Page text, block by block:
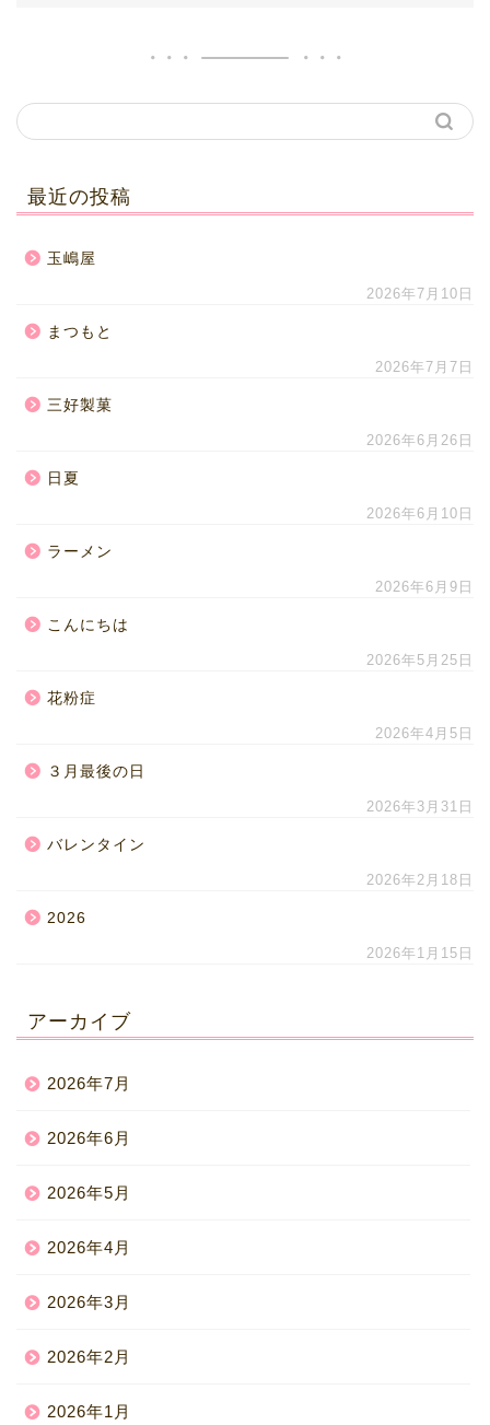
最近の投稿
玉嶋屋
2026年7月10日
まつもと
2026年7月7日
三好製菓
2026年6月26日
日夏
2026年6月10日
ラーメン
2026年6月9日
こんにちは
2026年5月25日
花粉症
2026年4月5日
３月最後の日
2026年3月31日
バレンタイン
2026年2月18日
2026
2026年1月15日
アーカイブ
2026年7月
2026年6月
2026年5月
2026年4月
2026年3月
2026年2月
2026年1月